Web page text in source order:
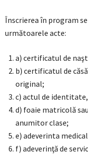
Înscrierea în program
următoarele acte:
a) certificatul de
b) certificatul de
original;
c) actul de
d) foaie matricolă
anumitor clase;
e) adeverinta
f) adeverinţă de